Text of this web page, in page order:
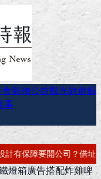
食寵物公益觀光旅遊藝
事
・工商登記一次辦好記帳
燈箱廣告搭配炸雞啤